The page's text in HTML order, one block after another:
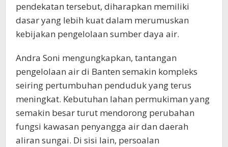
pendekatan tersebut, diharapkan memiliki
dasar yang lebih kuat dalam merumuskan
kebijakan pengelolaan sumber daya air.
Andra Soni mengungkapkan, tantangan
pengelolaan air di Banten semakin kompleks
seiring pertumbuhan penduduk yang terus
meningkat. Kebutuhan lahan permukiman yang
semakin besar turut mendorong perubahan
fungsi kawasan penyangga air dan daerah
aliran sungai. Di sisi lain, persoalan